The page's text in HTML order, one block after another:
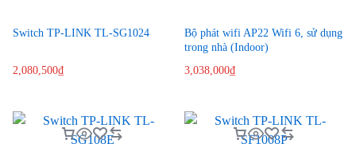
Switch TP-LINK TL-SG1024
2,080,500₫
Bộ phát wifi AP22 Wifi 6, sử dụng
trong nhà (Indoor)
3,038,000₫